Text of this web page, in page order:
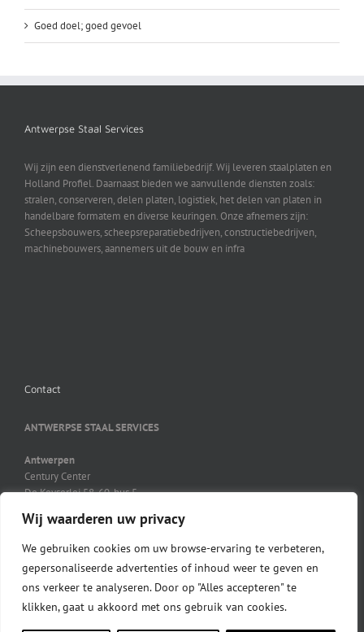
Wij waarderen uw privacy
We gebruiken cookies om uw browse-ervaring te verbeteren,
gepersonaliseerde advertenties of inhoud weer te geven en
ons verkeer te analyseren. Door op "Alles accepteren" te
klikken, gaat u akkoord met ons gebruik van cookies.
Goed doel; goed gevoel
Antwerpse Staal Services
Wij zijn een dienstverlenend familiebedrijf. Wij leveren staalplaten en
Holland Profiel. Daarnaast bieden we aanvullende diensten zoals:
stralen, conserveren, delen platen, logistiek, het delen van platen in
handelbare formatem en diverse keuringen. Onze afnemers zijn:
Scheepsbouwers, scheepsreparatiebedrijven, constructiebedrijven,
machinebouwers, aannemers uit de bouw en infra
Contact
ANTWERPSE STAAL SERVICES
Antwerpen
Century Center
De Keyserlei 58-60, bus 5
03 231 41 21
03 231 45 27
info@ass-steel.be